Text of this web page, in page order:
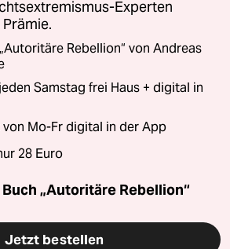
Experten
Rebellion“ von Andreas
Samstag frei Haus + digital in
von Mo-Fr digital in der App
28 Euro
„Autoritäre Rebellion“
Jetzt bestellen